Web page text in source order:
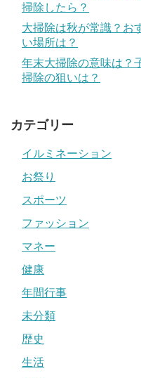
掃除したら？
大掃除は秋が常識？お
い場所は？
年末大掃除の意味は？
掃除の狙いは？
カテゴリー
イルミネーション
お祭り
スポーツ
ファッション
マネー
健康
年間行事
未分類
歴史
生活